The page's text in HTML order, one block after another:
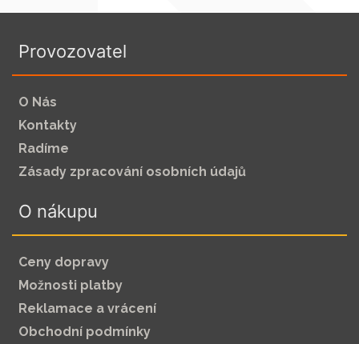
Provozovatel
O Nás
Kontakty
Radíme
Zásady zpracování osobních údajů
O nákupu
Ceny dopravy
Možnosti platby
Reklamace a vrácení
Obchodní podmínky